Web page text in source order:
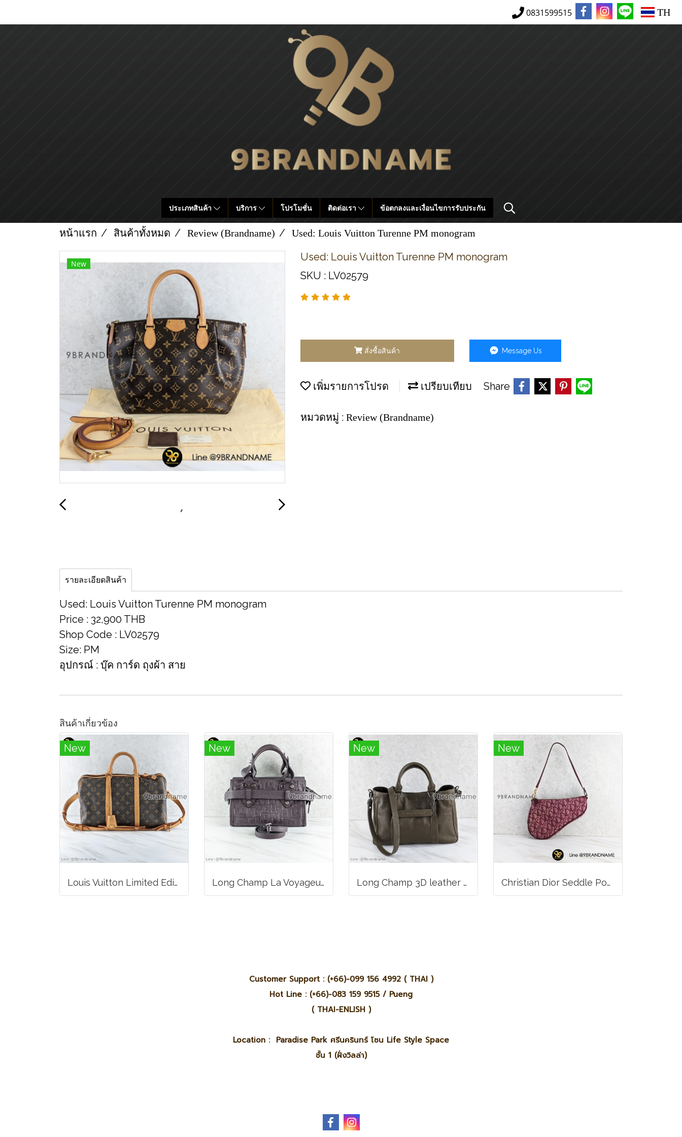
0831599515 TH
ประเภทสินค้า บริการ โปรโมชั่น ติดต่อเรา ข้อตกลงและเงื่อนไขการรับประกัน
หน้าแรก สินค้าทั้งหมด Review (Brandname) Used: Louis Vuitton Turenne PM monogram
New
Used: Louis Vuitton Turenne PM monogram
SKU : LV02579
สั่งซื้อสินค้า Message Us
เพิ่มรายการโปรด เปรียบเทียบ Share
หมวดหมู่ : Review (Brandname)
รายละเอียดสินค้า
Used: Louis Vuitton Turenne PM monogram
Price : 32,900 THB
Shop Code​ : LV02579
Size​: PM
อุปกรณ์​ : บุ๊ค การ์ด ถุงผ้า สาย
สินค้าเกี่ยวข้อง
New
Louis Vuitton Limited Edition Monogram Canvas Sofia Coppola SC Bag
New
Long Champ La Voyageuse Bag Leather
New
Long Champ 3D leather handbag
New
Christian Dior Seddle Pouch Accessory Hand Bag
Customer Support : (+66)-099 156 4992 ( THAI )
Hot Line : (+66)-083 159 9515 / Pueng
( THAI-ENLISH )
Location : Paradise Park ศรีนครินทร์ โซน Life Style Space
ชั้น 1 (ฝั่งวิลล่า)